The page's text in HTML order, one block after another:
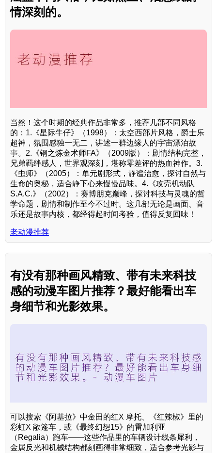
情深刻的。
当然！这个时期的经典作品非常多，推荐几部不同风格
的：1.《星际牛仔》（1998）：太空西部片风格，爵士乐
超神，氛围感独一无二，讲述一群边缘人的宇宙漂泊故
事。2.《钢之炼金术师FA》（2009版）：剧情结构完整，
兄弟羁绊感人，世界观深刻，堪称零差评的热血神作。3.
《虫师》（2005）：单元剧形式，静谧治愈，探讨自然与
生命的奥秘，适合静下心来慢慢品味。4.《攻壳机动队
S.A.C.》（2002）：赛博朋克巅峰，探讨科技与灵魂的哲
学命题，剧情和制作至今不过时。这几部无论是画面、音
乐还是故事内核，都经得起时间考验，值得反复回味！
老动漫推荐
有没有那种画风精致、带有未来科技
感的动漫车图片推荐？最好能看出车
身细节和光影效果。
可以搜索《阿基拉》中金田的红X 摩托、《红辣椒》里的
彩虹X 敞篷车，或《最终幻想15》的雷加利亚
（Regalia）跑车——这些作品里的车辆设计线条犀利，
金属反光和机械结构都刻画得非常细致，适合参考光影与